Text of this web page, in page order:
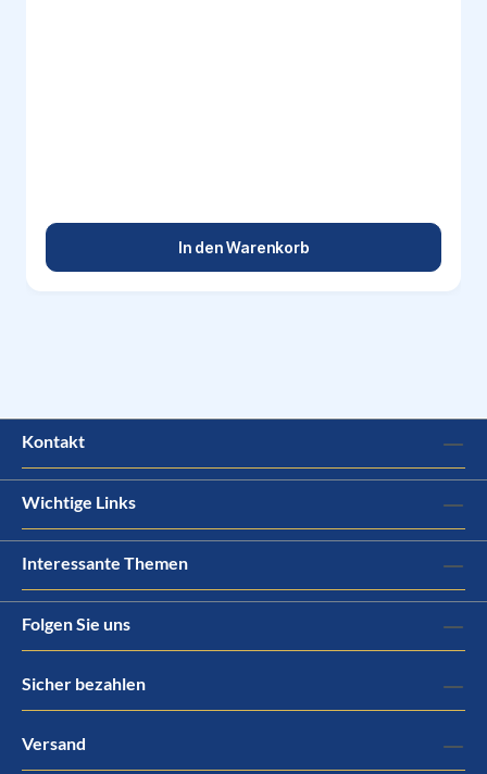
In den Warenkorb
Kontakt
Wichtige Links
Interessante Themen
Folgen Sie uns
Sicher bezahlen
Versand